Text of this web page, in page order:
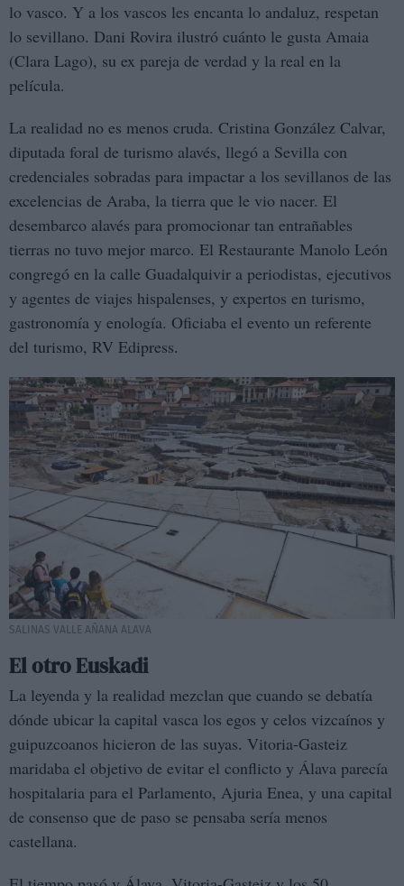
lo vasco. Y a los vascos les encanta lo andaluz, respetan
lo sevillano. Dani Rovira ilustró cuánto le gusta Amaia
(Clara Lago), su ex pareja de verdad y la real en la
película.
La realidad no es menos cruda. Cristina González Calvar,
diputada foral de turismo alavés, llegó a Sevilla con
credenciales sobradas para impactar a los sevillanos de las
excelencias de Araba, la tierra que le vio nacer. El
desembarco alavés para promocionar tan entrañables
tierras no tuvo mejor marco. El Restaurante Manolo León
congregó en la calle Guadalquivir a periodistas, ejecutivos
y agentes de viajes hispalenses, y expertos en turismo,
gastronomía y enología. Oficiaba el evento un referente
del turismo, RV Edipress.
SALINAS VALLE AÑANA ALAVA
El otro Euskadi
La leyenda y la realidad mezclan que cuando se debatía
dónde ubicar la capital vasca los egos y celos vizcaínos y
guipuzcoanos hicieron de las suyas. Vitoria-Gasteiz
maridaba el objetivo de evitar el conflicto y Álava parecía
hospitalaria para el Parlamento, Ajuria Enea, y una capital
de consenso que de paso se pensaba sería menos
castellana.